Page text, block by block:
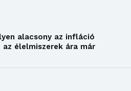
alacsony az infláció
az élelmiszerek ára már